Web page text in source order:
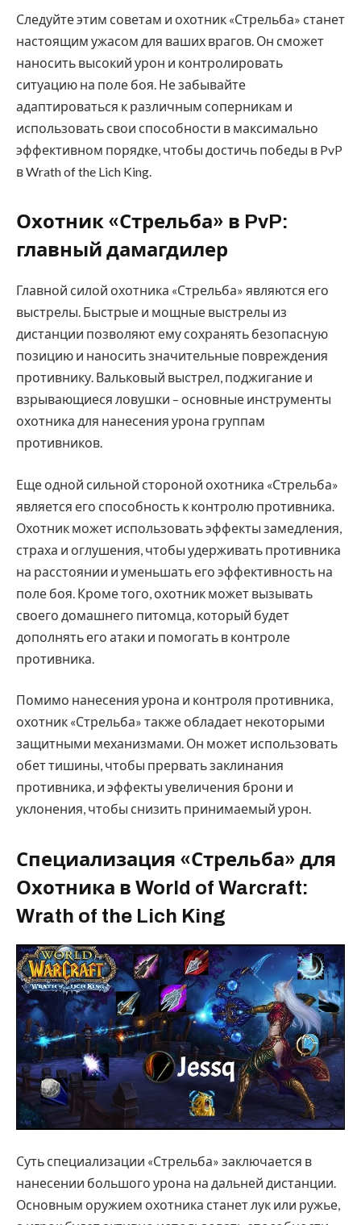
Следуйте этим советам и охотник «Стрельба» станет
настоящим ужасом для ваших врагов. Он сможет
наносить высокий урон и контролировать
ситуацию на поле боя. Не забывайте
адаптироваться к различным соперникам и
использовать свои способности в максимально
эффективном порядке, чтобы достичь победы в PvP
в Wrath of the Lich King.
Охотник «Стрельба» в PvP:
главный дамагдилер
Главной силой охотника «Стрельба» являются его
выстрелы. Быстрые и мощные выстрелы из
дистанции позволяют ему сохранять безопасную
позицию и наносить значительные повреждения
противнику. Вальковый выстрел, поджигание и
взрывающиеся ловушки – основные инструменты
охотника для нанесения урона группам
противников.
Еще одной сильной стороной охотника «Стрельба»
является его способность к контролю противника.
Охотник может использовать эффекты замедления,
страха и оглушения, чтобы удерживать противника
на расстоянии и уменьшать его эффективность на
поле боя. Кроме того, охотник может вызывать
своего домашнего питомца, который будет
дополнять его атаки и помогать в контроле
противника.
Помимо нанесения урона и контроля противника,
охотник «Стрельба» также обладает некоторыми
защитными механизмами. Он может использовать
обет тишины, чтобы прервать заклинания
противника, и эффекты увеличения брони и
уклонения, чтобы снизить принимаемый урон.
Специализация «Стрельба» для
Охотника в World of Warcraft:
Wrath of the Lich King
Суть специализации «Стрельба» заключается в
нанесении большого урона на дальней дистанции.
Основным оружием охотника станет лук или ружье,